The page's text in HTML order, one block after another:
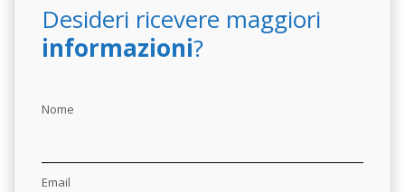
Desideri ricevere maggiori
informazioni?
Nome
Email